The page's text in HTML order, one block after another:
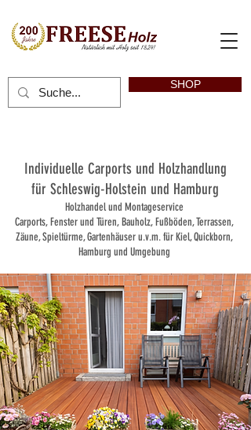
SHOP
Individuelle Carports und Holzhandlung
für Schleswig-Holstein und Hamburg
Holzhandel und Montageservice
Carports, Fenster und Türen, Bauholz, Fußböden, Terrassen,
Zäune, Spieltürme, Gartenhäuser u.v.m. für Kiel, Quickborn,
Hamburg und Umgebung